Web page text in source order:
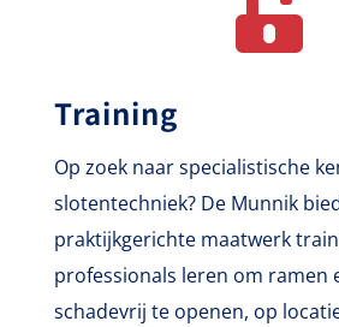
Training
Op zoek naar specialistische
slotentechniek? De Munnik
praktijkgerichte maatwerk
professionals leren om ramen
schadevrij te openen, op